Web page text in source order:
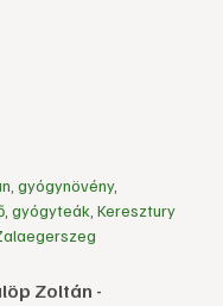
gyógynövény,
gyógyteák Keresztury
Zoltán -